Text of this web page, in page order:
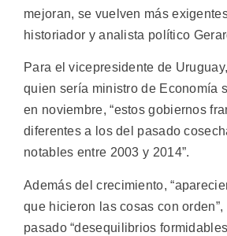
mejoran, se vuelven más
historiador y analista político
Para el vicepresidente de
quien sería ministro de Economía
en noviembre, “estos gobiernos
diferentes a los del pasado
notables entre 2003 y 2014”.
Además del crecimiento,
que hicieron las cosas con orden”,
pasado “desequilibrios